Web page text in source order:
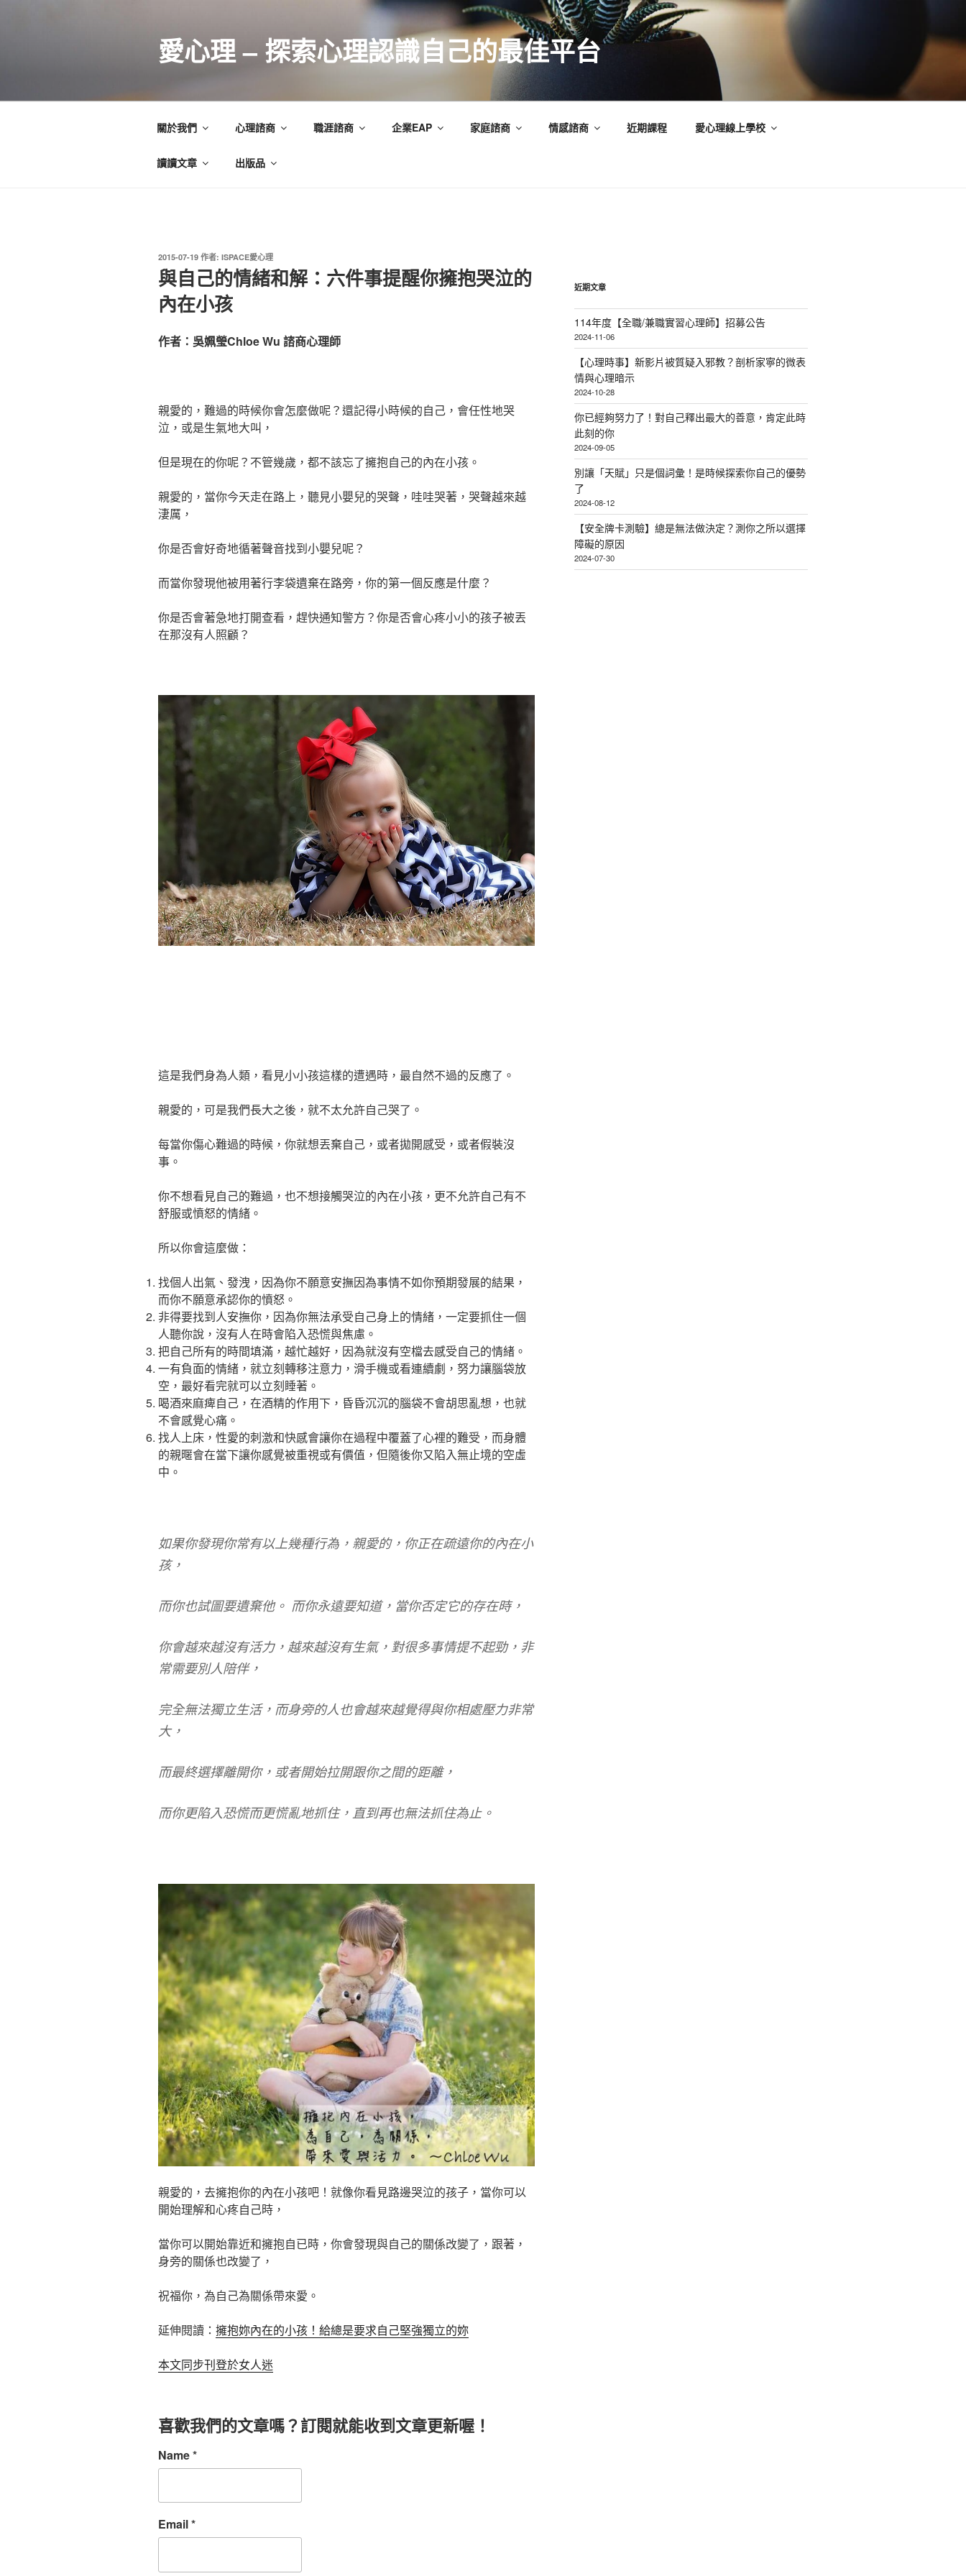
愛心理 – 探索心理認識自己的最佳平台
關於我們 心理諮商 職涯諮商 企業EAP 家庭諮商 情感諮商 近期課程 愛心理線上學校
讀讀文章 出版品
發
佈
於
2015-07-19 作者: ISPACE愛心理
與自己的情緒和解：六件事提醒你擁抱哭泣的
內在小孩
作者：吳姵瑩Chloe Wu 諮商心理師
親愛的，難過的時候你會怎麼做呢？還記得小時候的自己，會任性地哭
泣，或是生氣地大叫，
但是現在的你呢？不管幾歲，都不該忘了擁抱自己的內在小孩。
親愛的，當你今天走在路上，聽見小嬰兒的哭聲，哇哇哭著，哭聲越來越
淒厲，
你是否會好奇地循著聲音找到小嬰兒呢？
而當你發現他被用著行李袋遺棄在路旁，你的第一個反應是什麼？
你是否會著急地打開查看，趕快通知警方？你是否會心疼小小的孩子被丟
在那沒有人照顧？
這是我們身為人類，看見小小孩這樣的遭遇時，最自然不過的反應了。
親愛的，可是我們長大之後，就不太允許自己哭了。
每當你傷心難過的時候，你就想丟棄自己，或者拋開感受，或者假裝沒
事。
你不想看見自己的難過，也不想接觸哭泣的內在小孩，更不允許自己有不
舒服或憤怒的情緒。
所以你會這麼做：
找個人出氣、發洩，因為你不願意安撫因為事情不如你預期發展的結果，
而你不願意承認你的憤怒。
非得要找到人安撫你，因為你無法承受自己身上的情緒，一定要抓住一個
人聽你說，沒有人在時會陷入恐慌與焦慮。
把自己所有的時間填滿，越忙越好，因為就沒有空檔去感受自己的情緒。
一有負面的情緒，就立刻轉移注意力，滑手機或看連續劇，努力讓腦袋放
空，最好看完就可以立刻睡著。
喝酒來麻痺自己，在酒精的作用下，昏昏沉沉的腦袋不會胡思亂想，也就
不會感覺心痛。
找人上床，性愛的刺激和快感會讓你在過程中覆蓋了心裡的難受，而身體
的親暱會在當下讓你感覺被重視或有價值，但隨後你又陷入無止境的空虛
中。
如果你發現你常有以上幾種行為，親愛的，你正在疏遠你的內在小
孩，
而你也試圖要遺棄他。 而你永遠要知道，當你否定它的存在時，
你會越來越沒有活力，越來越沒有生氣，對很多事情提不起勁，非
常需要別人陪伴，
完全無法獨立生活，而身旁的人也會越來越覺得與你相處壓力非常
大，
而最終選擇離開你，或者開始拉開跟你之間的距離，
而你更陷入恐慌而更慌亂地抓住，直到再也無法抓住為止。
親愛的，去擁抱你的內在小孩吧！就像你看見路邊哭泣的孩子，當你可以
開始理解和心疼自己時，
當你可以開始靠近和擁抱自已時，你會發現與自己的關係改變了，跟著，
身旁的關係也改變了，
祝福你，為自己為關係帶來愛。
延伸閱讀： 擁抱妳內在的小孩！給總是要求自己堅強獨立的妳
本文同步刊登於女人迷
喜歡我們的文章嗎？訂閱就能收到文章更新喔！
Name*
Email*
近期文章
114年度【全職/兼職實習心理師】招募公告
2024-11-06
【心理時事】新影片被質疑入邪教？剖析家寧的微表
情與心理暗示
2024-10-28
你已經夠努力了！對自己釋出最大的善意，肯定此時
此刻的你
2024-09-05
別讓「天賦」只是個詞彙！是時候探索你自己的優勢
了
2024-08-12
【安全牌卡測驗】總是無法做決定？測你之所以選擇
障礙的原因
2024-07-30